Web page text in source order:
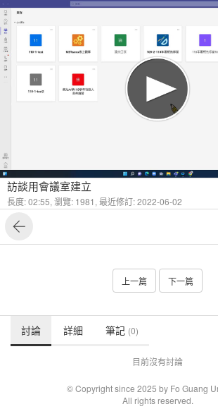
訪談用會議室建立
長度: 02:55, 瀏覽: 1981, 最近修訂: 2022-06-02
上一篇 下一篇
討論 詳細 筆記 (0)
目前沒有討論
© Copyright since 2025 by Fo Guang
All rights reserved.